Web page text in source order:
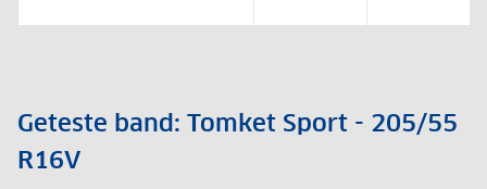
Geteste band: Tomket Sport - 205/55
R16V